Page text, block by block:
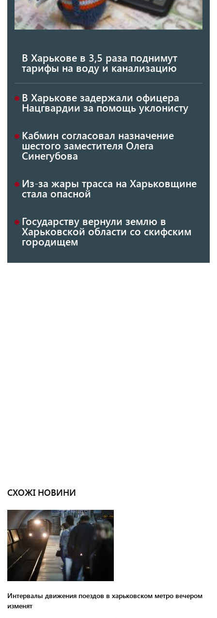
В Харькове в 3,5 раза поднимут
тарифы на воду и канализацию
В Харькове задержали офицера
Нацгвардии за помощь уклонисту
Кабмин согласовал назначение
шестого заместителя Олега
Синегубова
Из-за жары трасса на Харьковщине
стала опасной
Государству вернули землю в
Харьковской области со скифским
городищем
СХОЖІ НОВИНИ
Интервалы движения поездов в харьковском метро вечером
изменят